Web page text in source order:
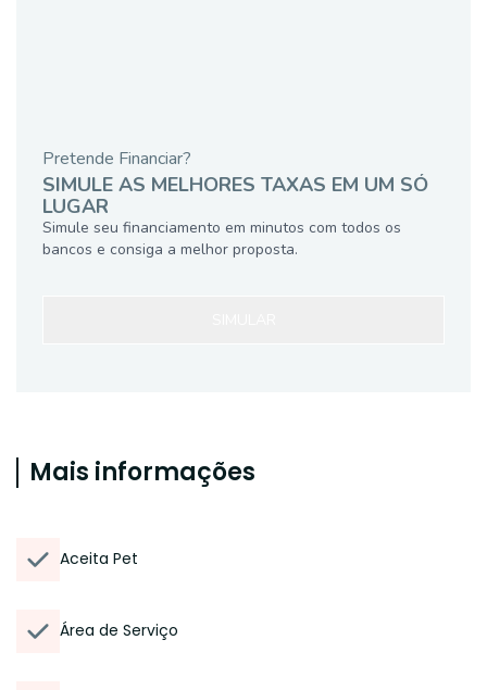
Pretende Financiar?
SIMULE AS MELHORES TAXAS EM UM SÓ
LUGAR
Simule seu financiamento em minutos com todos os
bancos e consiga a melhor proposta.
Mais informações
Aceita Pet
Área de Serviço